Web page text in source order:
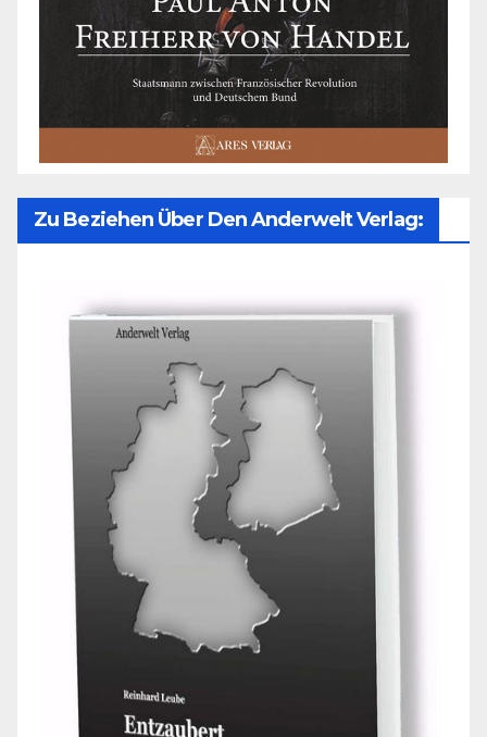
Zu Beziehen Über Den Anderwelt Verlag: